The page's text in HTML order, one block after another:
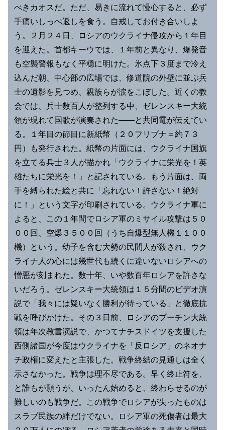
べきカオスだ。ただ、易きに流れて慢心すると、必ず
手痛いしっぺ返しを食う。自戒してお付き合いしよ
う。２月２４日、ロシアのウクライナ侵攻から１年目
を迎えた。首都キーウでは、１年前と異なり、爆発音
も空襲警報もなく平穏に明けた。氷点下３度まで冷え
込んだ朝、中心部の広場では、修道院の外壁に並ぶ兵
士の遺影を見つめ、親族らが涙をこぼした。近くの教
会では、兵士数百人が整列する中、ゼレンスキー大統
領が現れて国歌が演奏された――と共同電が伝えてい
る。１年目の節目に新紙幣（２０フリブナ＝約７３
円）も発行された。紙幣の片面には、ウクライナ国旗
を立てる兵士３人が描かれ「ウクライナに栄光を！英
雄たちに栄光を！」と記されている。もう片面は、両
手を縛られた絵と共に「忘れない！許さない！絶対
に！」という文字が印刷されている。ウクライナ軍に
よると、この１年間でロシア軍のミサイル攻撃は５０
００回、空爆３５００回（うち自爆型無人機１１００
機）という。幼子を含む大勢の民間人が殺され、ウク
ライナ人の心には幾世代も続くに違いないロシアへの
憎悪が刻まれた。数十年、いや数百年ロシアを許さな
いだろう。ゼレンスキー大統領は１５分間のビデオ演
説で「我々には疑いなく勝利が待っている」と徹底抗
戦を呼びかけた。その３日前、ロシアのプーチン大統
領は年次教書演説で、かつてナチスドイツを支援した
西側諸国が今度はウクライナを「反ロシア」のネオナ
チ政権に変えたと主張した。戦争終結の見通しは全く
示さなかった。戦争は理不尽である。早く終止符を、
と誰もが願うが、いったん始めると、終わらせるのが
難しいのも戦争だ。この戦争でロシアが失ったものは
スラブ民族の絆だけでない。ロシア軍の死傷者は最大